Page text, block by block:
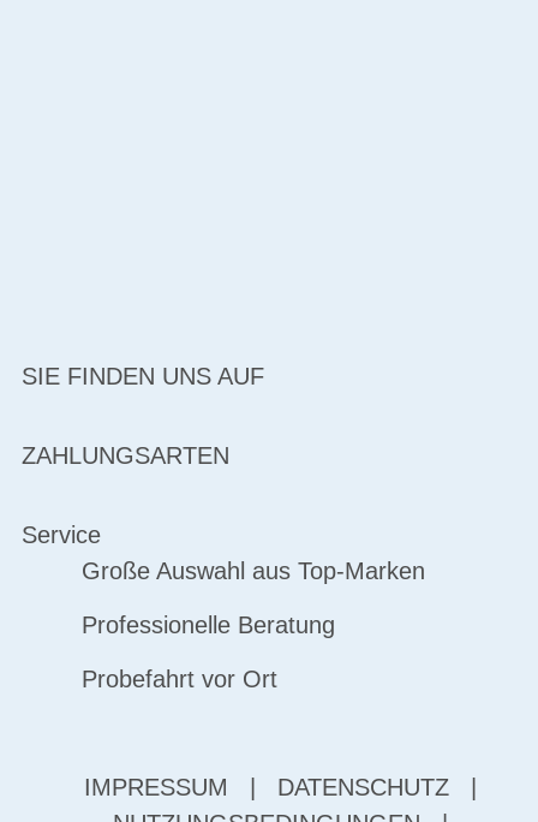
SIE FINDEN UNS AUF
ZAHLUNGSARTEN
Service
Große Auswahl aus Top-Marken
Professionelle Beratung
Probefahrt vor Ort
IMPRESSUM DATENSCHUTZ